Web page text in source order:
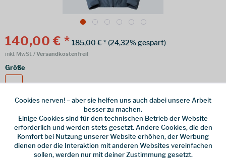
140,00 € * 185,00 € *(24,32% gespart)
inkl. MwSt./ Versandkostenfrei!
Größe
Online bestellen Ladenabholung
vorrätig | Lieferzeit 1-3 Werktage
Cookies nerven! – aber sie helfen uns auch dabei unsere Arbeit
besser zu machen.
Einige Cookies sind für den technischen Betrieb der Website
erforderlich und werden stets gesetzt. Andere Cookies, die den
Komfort bei Nutzung unserer Website erhöhen, der Werbung
dienen oder die Interaktion mit anderen Websites vereinfachen
sollen, werden nur mit deiner Zustimmung gesetzt.